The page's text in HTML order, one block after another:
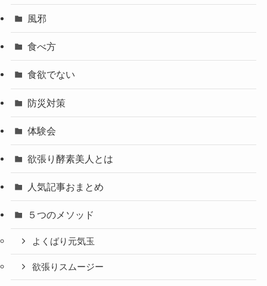
風邪
食べ方
食欲でない
防災対策
体験会
欲張り酵素美人とは
人気記事おまとめ
５つのメソッド
よくばり元気玉
欲張りスムージー